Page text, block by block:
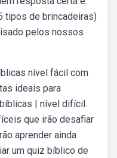
tipos de brincadeiras)
pelos nossos
nível fácil com
ideais para
| nível difícil.
que irão desafiar
aprender ainda
um quiz bíblico de